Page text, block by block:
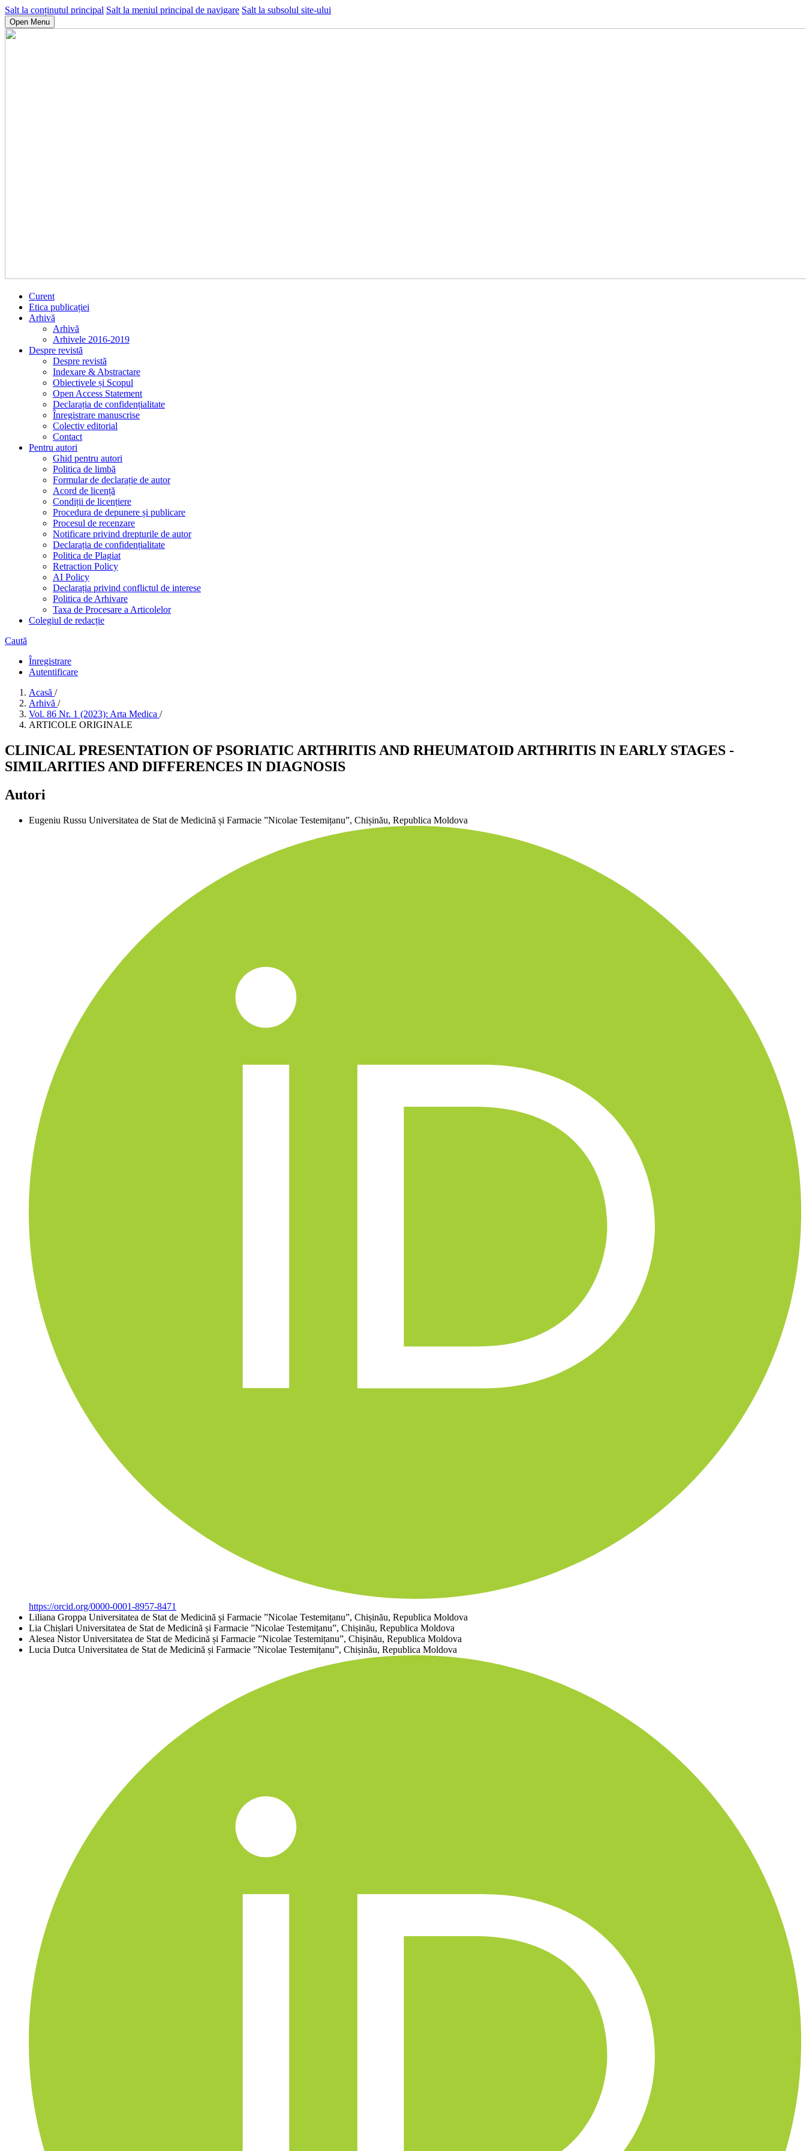
Salt la conținutul principal Salt la meniul principal de navigare Salt la subsolul site-ului
Open Menu
Curent
Etica publicației
Arhivă
Arhivă
Arhivele 2016-2019
Despre revistă
Despre revistă
Indexare & Abstractare
Obiectivele și Scopul
Open Access Statement
Declarația de confidențialitate
Înregistrare manuscrise
Colectiv editorial
Contact
Pentru autori
Ghid pentru autori
Politica de limbă
Formular de declarație de autor
Acord de licență
Condiții de licențiere
Procedura de depunere și publicare
Procesul de recenzare
Notificare privind drepturile de autor
Declarația de confidențialitate
Politica de Plagiat
Retraction Policy
AI Policy
Declarația privind conflictul de interese
Politica de Arhivare
Taxa de Procesare a Articolelor
Colegiul de redacție
Caută
Înregistrare
Autentificare
Acasă /
Arhivă /
Vol. 86 Nr. 1 (2023): Arta Medica /
ARTICOLE ORIGINALE
CLINICAL PRESENTATION OF PSORIATIC ARTHRITIS AND RHEUMATOID ARTHRITIS IN EARLY STAGES -
SIMILARITIES AND DIFFERENCES IN DIAGNOSIS
Autori
Eugeniu Russu Universitatea de Stat de Medicină și Farmacie ”Nicolae Testemițanu”, Chișinău, Republica Moldova
https://orcid.org/0000-0001-8957-8471
Liliana Groppa Universitatea de Stat de Medicină și Farmacie ”Nicolae Testemițanu”, Chișinău, Republica Moldova
Lia Chișlari Universitatea de Stat de Medicină și Farmacie ”Nicolae Testemițanu”, Chișinău, Republica Moldova
Alesea NistorUniversitatea de Stat de Medicină și Farmacie ”Nicolae Testemițanu”, Chișinău, Republica Moldova
Lucia Dutca Universitatea de Stat de Medicină și Farmacie ”Nicolae Testemițanu”, Chișinău, Republica Moldova